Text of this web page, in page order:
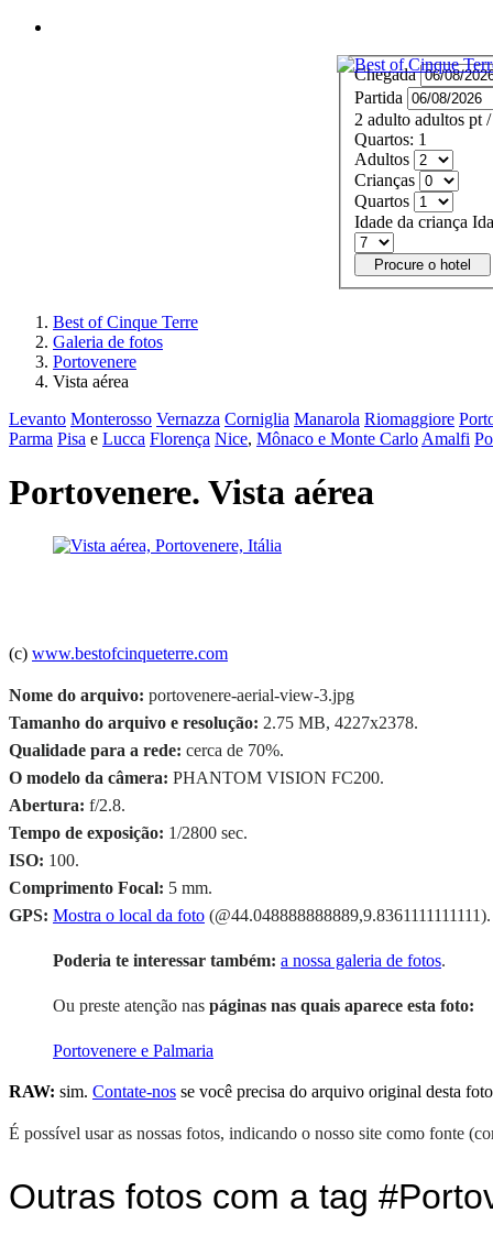
Chegada
Partida
2 adulto adultos pt /
Quartos: 1
Adultos
Crianças
Quartos
Idade da criança
Procure o hotel
Best of Cinque Terre
Galeria de fotos
Portovenere
Vista aérea
Levanto Monterosso Vernazza Corniglia Manarola Riomaggiore
Parma Pisa e Lucca Florença Nice, Mônaco e Monte Carlo Amalfi
Portovenere. Vista aérea
(c) www.bestofcinqueterre.com
Nome do arquivo: portovenere-aerial-view-3.jpg
Tamanho do arquivo e resolução: 2.75 MB, 4227x2378.
Qualidade para a rede: cerca de 70%.
O modelo da câmera: PHANTOM VISION FC200.
Abertura: f/2.8.
Tempo de exposição: 1/2800 sec.
ISO: 100.
Comprimento Focal: 5 mm.
GPS: Mostra o local da foto (@44.048888888889,9.8361111111111).
Poderia te interessar também: a nossa galeria de fotos.
Ou preste atenção nas páginas nas quais aparece esta foto:
Portovenere e Palmaria
RAW: sim. Contate-nos se você precisa do arquivo original desta
É possível usar as nossas fotos, indicando o nosso site como fonte
Outras fotos com a tag